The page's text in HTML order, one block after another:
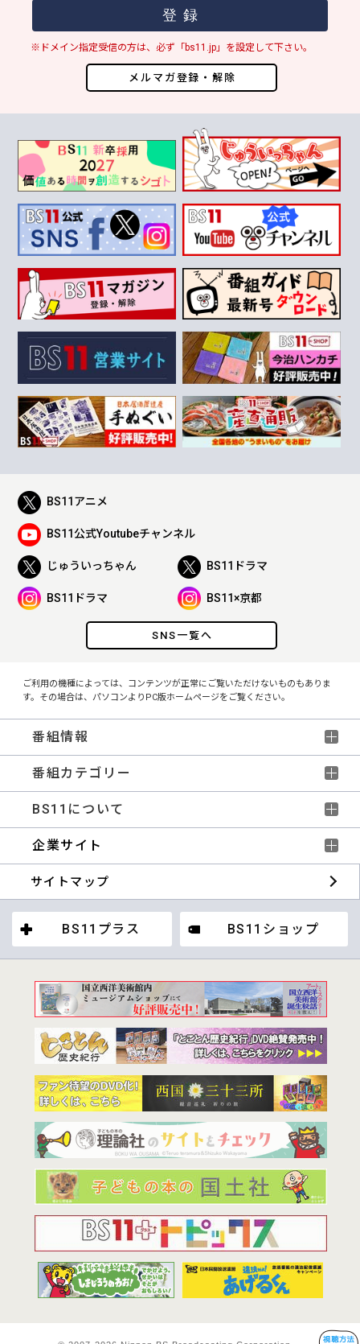
メルマガ登録・解除
※ドメイン指定受信の方は、必ず「bs11.jp」を設定して下さい。
SNS一覧へ
BS11アニメ
BS11公式Youtubeチャンネル
じゅういっちゃん BS11ドラマ
BS11ドラマ BS11×京都
ご利用の機種によっては、コンテンツが正常にご覧いただけないものもありま
す。その場合は、パソコンよりPC版ホームページをご覧ください。
番組情報
番組カテゴリー
BS11について
企業サイト
サイトマップ
BS11プラス BS11ショップ